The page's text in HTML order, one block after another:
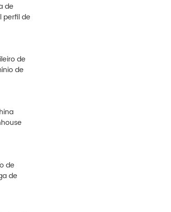
de
perfil de
de
de
e
de
de